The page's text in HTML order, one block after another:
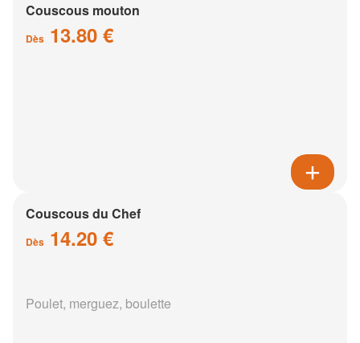
Couscous mouton
Dès 13.80 €
Couscous du Chef
Dès 14.20 €
Poulet, merguez, boulette